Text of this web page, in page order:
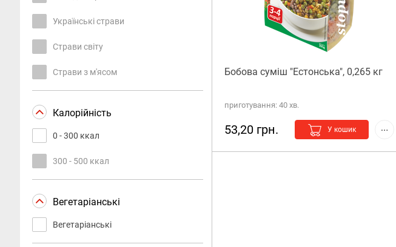
Українські страви
Страви світу
Страви з м'ясом
Калорійність
0 - 300 ккал
300 - 500 ккал
Вегетаріанські
Вегетаріанські
Бобова суміш "Естонська", 0,265 кг
приготування: 40 хв.
53,20 грн. У кошик